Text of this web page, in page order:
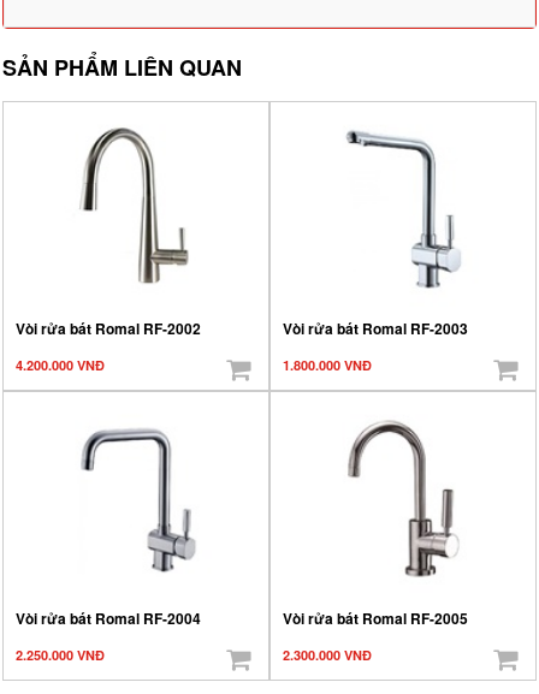
SẢN PHẨM LIÊN QUAN
Vòi rửa bát Romal RF-2002
4.200.000 VNĐ
Vòi rửa bát Romal RF-2003
1.800.000 VNĐ
Vòi rửa bát Romal RF-2004
2.250.000 VNĐ
Vòi rửa bát Romal RF-2005
2.300.000 VNĐ